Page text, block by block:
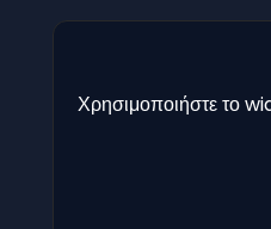
Χρησιμοποιήστε το